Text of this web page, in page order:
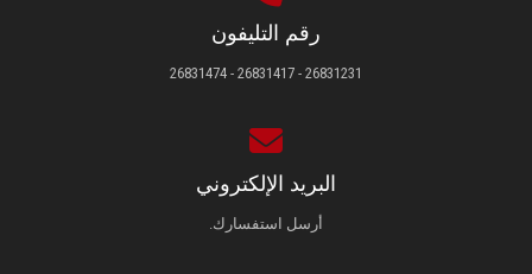
رقم التليفون
26831231 - 26831417 - 26831474
البريد الإلكتروني
أرسل استفسارك.